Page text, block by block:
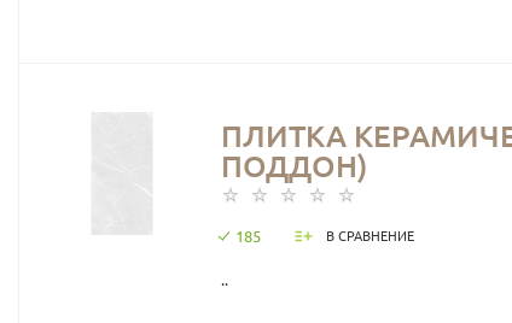
ПЛИТКА
ПОДДОН)
185 В СРАВНЕНИЕ